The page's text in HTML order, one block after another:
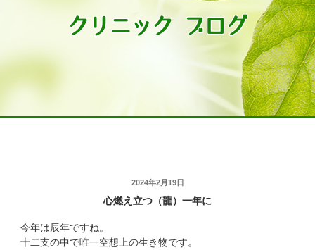
クリニック ブログ
投
稿
2024年2月19日
心燃え立つ（龍）一年に
今年は辰年ですね。
十二支の中で唯一空想上の生き物です。